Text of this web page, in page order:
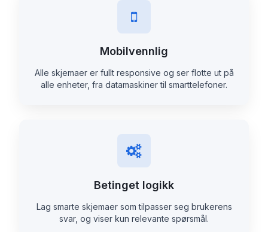
Mobilvennlig
Alle skjemaer er fullt responsive og ser flotte ut på
alle enheter, fra datamaskiner til smarttelefoner.
Betinget logikk
Lag smarte skjemaer som tilpasser seg brukerens
svar, og viser kun relevante spørsmål.